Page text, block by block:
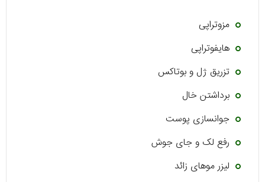
مزوتراپی
هایفوتراپی
تزریق ژل و بوتاکس
برداشتن خال
جوانسازی پوست
رفع لک و جای جوش
لیزر موهای زائد